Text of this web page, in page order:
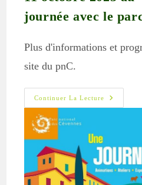
journée avec le
Plus d'informations et
site du pnC.
Continuer La Lecture
11
Octobre
Une
Journée
Avec
Le
Parc